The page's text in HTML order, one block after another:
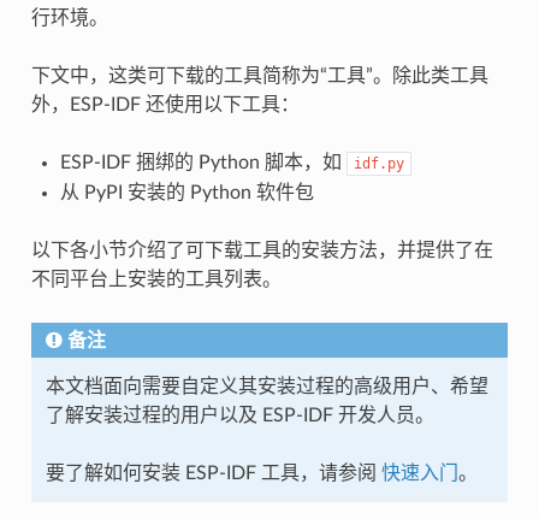
行环境。
下文中，这类可下载的工具简称为“工具”。除此类工具
外，ESP-IDF 还使用以下工具：
ESP-IDF 捆绑的 Python 脚本，如 idf.py
从 PyPI 安装的 Python 软件包
以下各小节介绍了可下载工具的安装方法，并提供了在
不同平台上安装的工具列表。
备注
本文档面向需要自定义其安装过程的高级用户、希望
了解安装过程的用户以及 ESP-IDF 开发人员。
要了解如何安装 ESP-IDF 工具，请参阅 快速入门 。